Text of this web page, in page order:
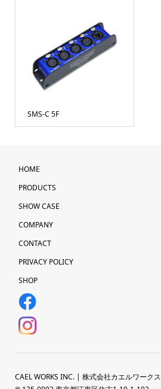
SMS-C 5F
HOME
PRODUCTS
SHOW CASE
COMPANY
CONTACT
PRIVACY POLICY
SHOP
CAEL WORKS INC. | 株式会社カエルワークス